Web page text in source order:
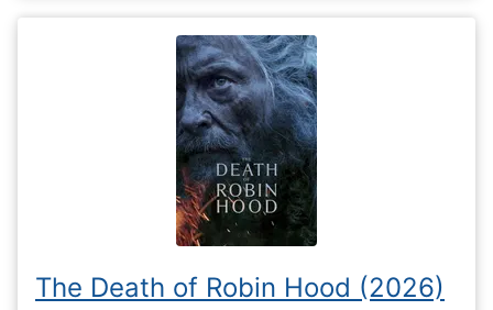
The Death of Robin Hood (2026)